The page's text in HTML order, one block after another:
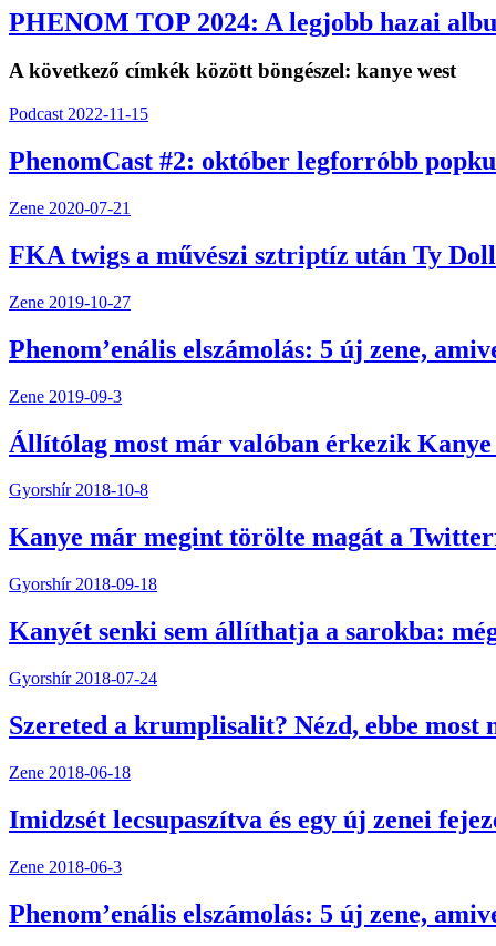
PHENOM TOP 2024: A legjobb hazai
A következő címkék között böngészel: kanye west
Podcast 2022-11-15
PhenomCast #2: október legforróbb
Zene 2020-07-21
FKA twigs a művészi sztriptíz után Ty
Zene 2019-10-27
Phenom’enális elszámolás: 5 új zene,
Zene 2019-09-3
Állítólag most már valóban érkezik
Gyorshír 2018-10-8
Kanye már megint törölte magát a
Gyorshír 2018-09-18
Kanyét senki sem állíthatja a sarokba:
Gyorshír 2018-07-24
Szereted a krumplisalit? Nézd, ebbe
Zene 2018-06-18
Imidzsét lecsupaszítva és egy új zenei
Zene 2018-06-3
Phenom’enális elszámolás: 5 új zene,